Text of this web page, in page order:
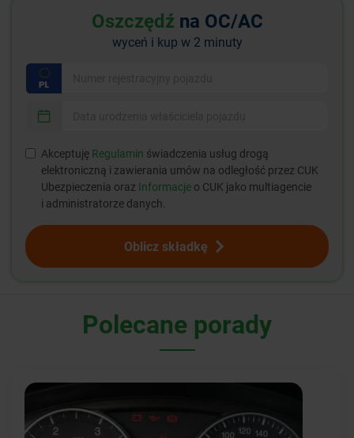
Oszczędź na OC/AC
wyceń i kup w 2 minuty
Akceptuję Regulamin świadczenia usług drogą
elektroniczną i zawierania umów na odległość przez CUK
Ubezpieczenia oraz Informacje o CUK jako multiagencie
i administratorze danych.
Oblicz składkę
Polecane porady